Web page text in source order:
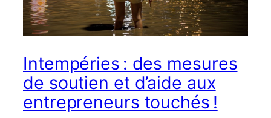
Intempéries : des mesures
de soutien et d’aide aux
entrepreneurs touchés !